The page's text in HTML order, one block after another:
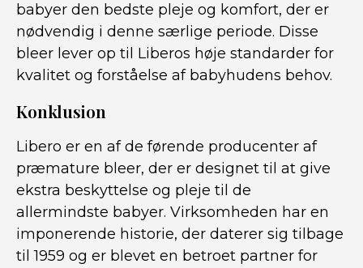
babyer den bedste pleje og komfort, der er
nødvendig i denne særlige periode. Disse
bleer lever op til Liberos høje standarder for
kvalitet og forståelse af babyhudens behov.
Konklusion
Libero er en af de førende producenter af
præmature bleer, der er designet til at give
ekstra beskyttelse og pleje til de
allermindste babyer. Virksomheden har en
imponerende historie, der daterer sig tilbage
til 1959 og er blevet en betroet partner for